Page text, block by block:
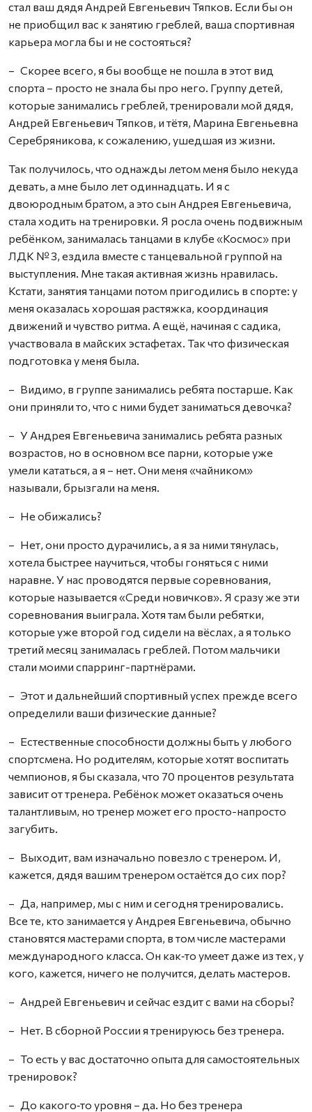
стал ваш дядя Андрей Евгеньевич Тяпков. Если бы он
не приобщил вас к занятию греблей, ваша спортивная
карьера могла бы и не состояться?
– Скорее всего, я бы вообще не пошла в этот вид
спорта – просто не знала бы про него. Группу детей,
которые занимались греблей, тренировали мой дядя,
Андрей Евгеньевич Тяпков, и тётя, Марина Евгеньевна
Серебряникова, к сожалению, ушедшая из жизни.
Так получилось, что однажды летом меня было некуда
девать, а мне было лет одиннадцать. И я с
двоюродным братом, а это сын Андрея Евгеньевича,
стала ходить на тренировки. Я росла очень подвижным
ребёнком, занималась танцами в клубе «Космос» при
ЛДК № 3, ездила вместе с танцевальной группой на
выступления. Мне такая активная жизнь нравилась.
Кстати, занятия танцами потом пригодились в спорте: у
меня оказалась хорошая растяжка, координация
движений и чувство ритма. А ещё, начиная с садика,
участвовала в майских эстафетах. Так что физическая
подготовка у меня была.
– Видимо, в группе занимались ребята постарше. Как
они приняли то, что с ними будет заниматься девочка?
– У Андрея Евгеньевича занимались ребята разных
возрастов, но в основном все парни, которые уже
умели кататься, а я – нет. Они меня «чайником»
называли, брызгали на меня.
– Не обижались?
– Нет, они просто дурачились, а я за ними тянулась,
хотела быстрее научиться, чтобы гоняться с ними
наравне. У нас проводятся первые соревнования,
которые называется «Среди новичков». Я сразу же эти
соревнования выиграла. Хотя там были ребятки,
которые уже второй год сидели на вёслах, а я только
третий месяц занималась греблей. Потом мальчики
стали моими спарринг-партнёрами.
– Этот и дальнейший спортивный успех прежде всего
определили ваши физические данные?
– Естественные способности должны быть у любого
спортсмена. Но родителям, которые хотят воспитать
чемпионов, я бы сказала, что 70 процентов результата
зависит от тренера. Ребёнок может оказаться очень
талантливым, но тренер может его просто-напросто
загубить.
– Выходит, вам изначально повезло с тренером. И,
кажется, дядя вашим тренером остаётся до сих пор?
– Да, например, мы с ним и сегодня тренировались.
Все те, кто занимается у Андрея Евгеньевича, обычно
становятся мастерами спорта, в том числе мастерами
международного класса. Он как‑то умеет даже из тех, у
кого, кажется, ничего не получится, делать мастеров.
– Андрей Евгеньевич и сейчас ездит с вами на сборы?
– Нет. В сборной России я тренируюсь без тренера.
– То есть у вас достаточно опыта для самостоятельных
тренировок?
– До какого‑то уровня – да. Но без тренера